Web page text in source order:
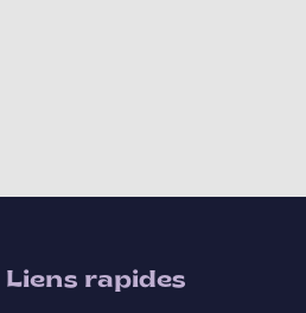
Liens rapides